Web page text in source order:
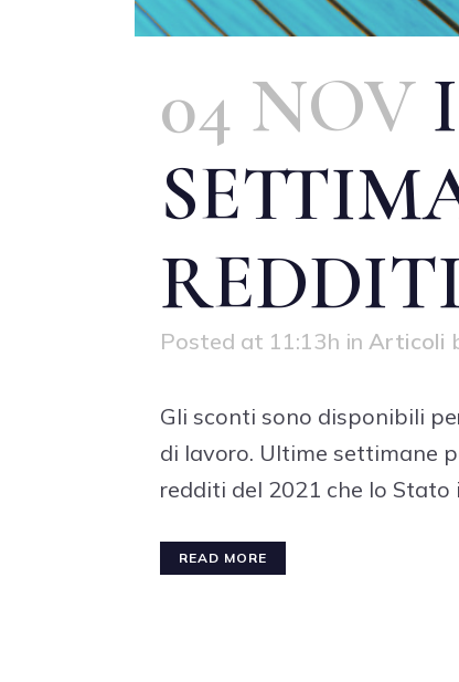
04 NOV
REDDITI
Posted at 11:13h in Articoli
Gli sconti sono disponibili
di lavoro. Ultime settimane
redditi del 2021 che lo
READ MORE